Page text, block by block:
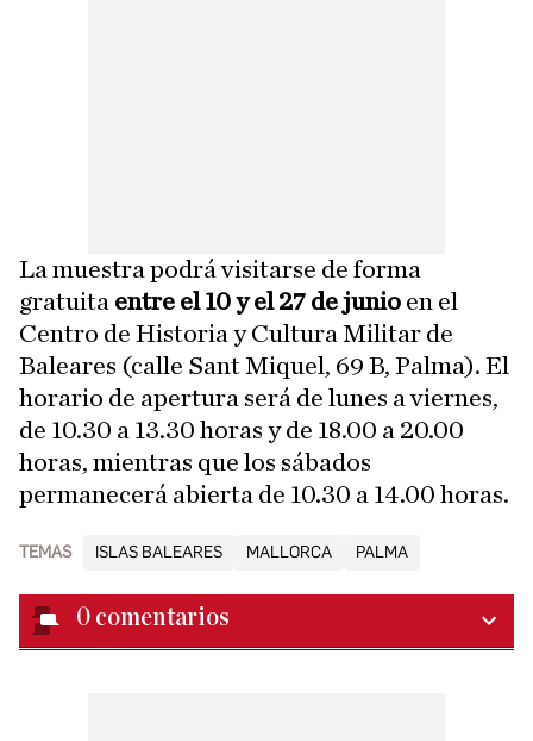
La muestra podrá visitarse de forma
gratuita entre el 10 y el 27 de junio en el
Centro de Historia y Cultura Militar de
Baleares (calle Sant Miquel, 69 B, Palma). El
horario de apertura será de lunes a viernes,
de 10.30 a 13.30 horas y de 18.00 a 20.00
horas, mientras que los sábados
permanecerá abierta de 10.30 a 14.00 horas.
TEMAS ISLAS BALEARES MALLORCA PALMA
0 comentarios